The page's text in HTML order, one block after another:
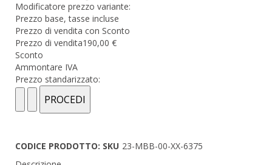
Modificatore prezzo variante:
Prezzo base, tasse incluse
Prezzo di vendita con Sconto
Prezzo di vendita190,00 €
Sconto
Ammontare IVA
Prezzo standarizzato:
CODICE PRODOTTO: SKU 23-MBB-00-XX-6375